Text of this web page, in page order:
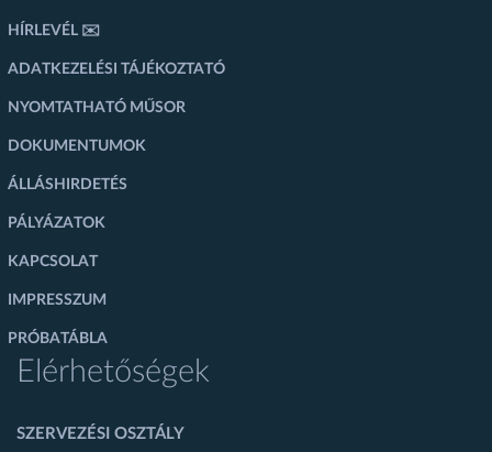
HÍRLEVÉL ✉️
ADATKEZELÉSI TÁJÉKOZTATÓ
NYOMTATHATÓ MŰSOR
DOKUMENTUMOK
ÁLLÁSHIRDETÉS
PÁLYÁZATOK
KAPCSOLAT
IMPRESSZUM
PRÓBATÁBLA
Elérhetőségek
SZERVEZÉSI OSZTÁLY